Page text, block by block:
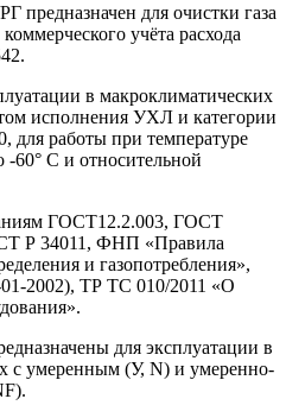
предназначен для очистки газа
учёта расхода
в макроклиматических
исполнения УХЛ и категории
работы при температуре
60° С и относительной
ГОСТ12.2.003, ГОСТ
Р 34011, ФНП «Правила
и газопотребления»,
2002), ТР ТС 010/2011 «О
для эксплуатации в
с умеренным (У, N) и умеренно-